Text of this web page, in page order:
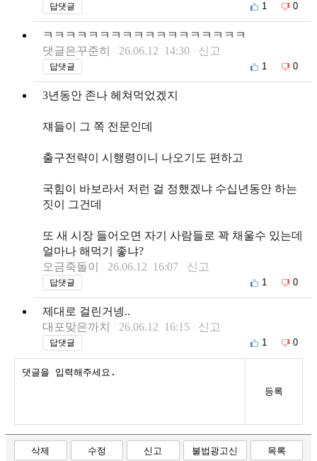
답댓글 1 0
ㅋㅋㅋㅋㅋㅋㅋㅋㅋㅋㅋㅋㅋㅋㅋㅋㅋㅋ
댓글은꾸준히
26.06.12 14:30 신고
답댓글 1 0
3년동안 존나 헤쳐먹었겠지
쟤들이 그 쪽 전문인데
출구전략이 시행령이니 나오기도 편하고
국힘이 바보라서 저런 걸 정했겠냐 수십년동안 하는
짓이 그건데
또 새 시장 들어오면 자기 사람들로 꽉 채울수 있는데
얼마나 해먹기 좋냐?
오금죽돌이
26.06.12 16:07 신고
답댓글 1 0
제대로 걸린거넹..
대포맞은까치
26.06.12 16:15 신고
답댓글 1 0
등록
삭제 수정 신고
불법광고신
목록